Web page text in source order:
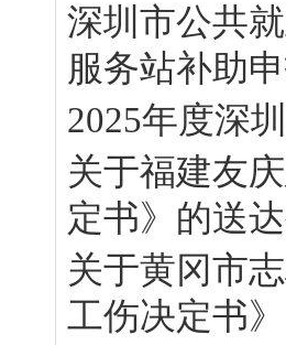
深圳市公共
服务站补助
2025年度深
关于福建友
定书》的送
关于黄冈市
工伤决定书